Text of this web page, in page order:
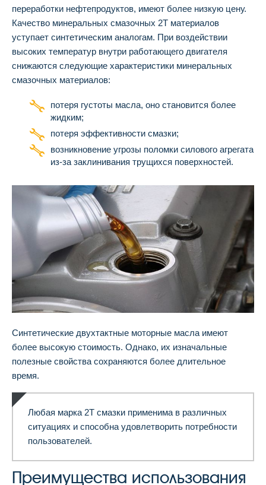
переработки нефтепродуктов, имеют более низкую цену.
Качество минеральных смазочных 2Т материалов
уступает синтетическим аналогам. При воздействии
высоких температур внутри работающего двигателя
снижаются следующие характеристики минеральных
смазочных материалов:
потеря густоты масла, оно становится более
жидким;
потеря эффективности смазки;
возникновение угрозы поломки силового агрегата
из-за заклинивания трущихся поверхностей.
Синтетические двухтактные моторные масла имеют
более высокую стоимость. Однако, их изначальные
полезные свойства сохраняются более длительное
время.
Любая марка 2Т смазки применима в различных
ситуациях и способна удовлетворить потребности
пользователей.
Преимущества использования